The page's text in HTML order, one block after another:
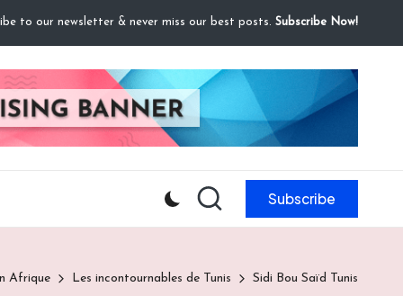
to our newsletter & never miss our best posts. Subscribe Now!
Subscribe
Afrique Les incontournables de Tunis Sidi Bou Saïd Tunis